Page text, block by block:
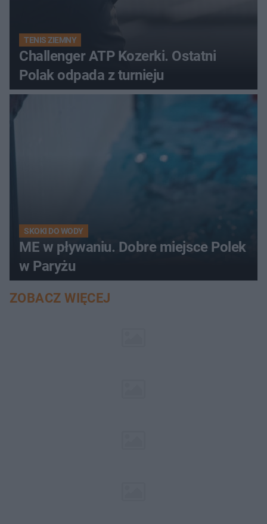
TENIS ZIEMNY
Challenger ATP Kozerki. Ostatni
Polak odpada z turnieju
SKOKI DO WODY
ME w pływaniu. Dobre miejsce Polek
w Paryżu
ZOBACZ WIĘCEJ